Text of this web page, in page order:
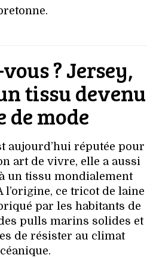
? Jersey,
tissu devenu
de mode
aujourd’hui réputée pour
art de vivre, elle a aussi
un tissu mondialement
l’origine, ce tricot de laine
par les habitants de
pulls marins solides et
de résister au climat